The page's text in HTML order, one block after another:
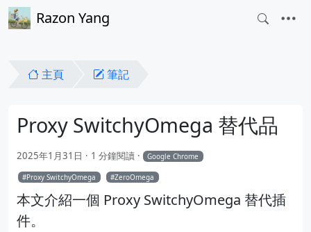
Razon Yang
主頁 筆記
Proxy SwitchyOmega 替代品
2025年1月31日 1 分鐘閱讀 Google Chrome
Proxy SwitchyOmega ZeroOmega
本文介紹一個 Proxy SwitchyOmega 替代插
件。